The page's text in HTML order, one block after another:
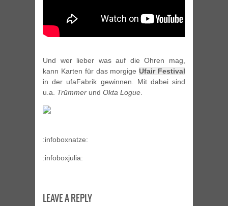
Und wer lieber was auf die Ohren mag,
kann Karten für das morgigeUfair Festival
in der ufaFabrik gewinnen. Mit dabei sind
u.a. Trümmer und Okta Logue.
:infoboxnatze:
:infoboxjulia:
LEAVE A REPLY